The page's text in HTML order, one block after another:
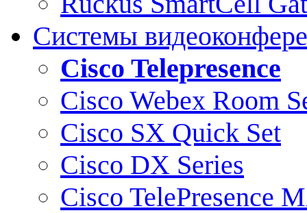
Системы
Cisco Telepresence
Cisco Webex Room
Cisco SX Quick Set
Cisco DX Series
Cisco TelePresence